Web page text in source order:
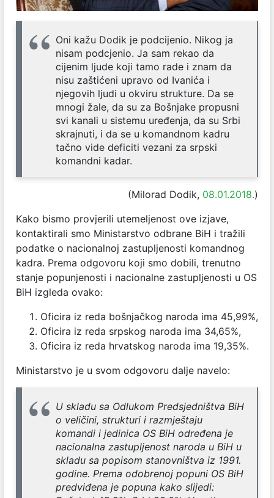
Oni kažu Dodik je podcijenio. Nikog ja
nisam podcjenio. Ja sam rekao da
cijenim ljude koji tamo rade i znam da
nisu zaštićeni upravo od Ivanića i
njegovih ljudi u okviru strukture. Da se
mnogi žale, da su za Bošnjake propusni
svi kanali u sistemu uređenja, da su Srbi
skrajnuti, i da se u komandnom kadru
tačno vide deficiti vezani za srpski
komandni kadar.
(Milorad Dodik, 08.01.2018.)
Kako bismo provjerili utemeljenost ove izjave,
kontaktirali smo Ministarstvo odbrane BiH i tražili
podatke o nacionalnoj zastupljenosti komandnog
kadra. Prema odgovoru koji smo dobili, trenutno
stanje popunjenosti i nacionalne zastupljenosti u OS
BiH izgleda ovako:
Oficira iz reda bošnjačkog naroda ima 45,99%,
Oficira iz reda srpskog naroda ima 34,65%,
Oficira iz reda hrvatskog naroda ima 19,35%.
Ministarstvo je u svom odgovoru dalje navelo:
U skladu sa Odlukom Predsjedništva BiH
o veličini, strukturi i razmještaju
komandi i jedinica OS BiH određena je
nacionalna zastupljenost naroda u BiH u
skladu sa popisom stanovništva iz 1991.
godine. Prema odobrenoj popuni OS BiH
predviđena je popuna kako slijedi: